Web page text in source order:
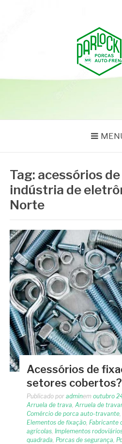
Tag: acessórios
indústria de
Norte
Acessórios de
setores cobertos?
Publicado por adminem outubro
Arruela de trava Arruela de
Comércio de porca auto-travante
Elementos de fixação Fabricante
agrícolas Implementos
quadrada Porcas de segurança